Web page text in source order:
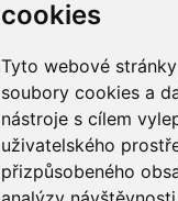
cookies
Tyto webové
soubory cookies a
nástroje s cílem
uživatelského
přizpůsobeného